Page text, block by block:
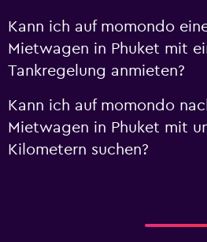
Kann ich auf momondo
Mietwagen in Phuket mit
Tankregelung anmieten?
Kann ich auf momondo
Mietwagen in Phuket mit
Kilometern suchen?